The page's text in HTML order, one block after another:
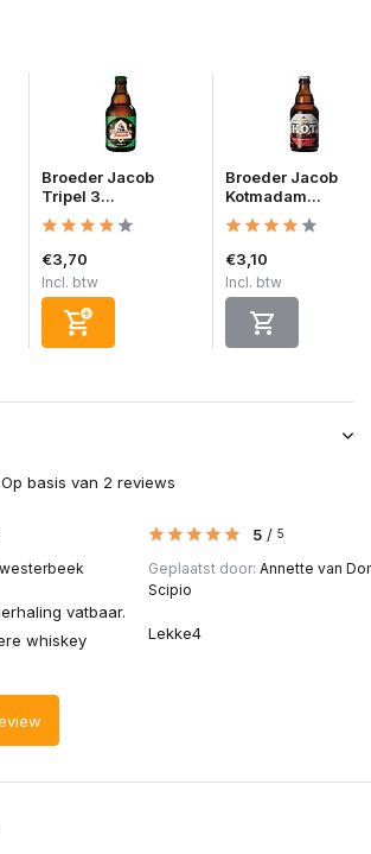
Broeder Jacob
Tripel 3...
€3,70
Incl. btw
Broeder Jacob
Kotmadam...
€3,10
Incl. btw
Op basis van 2 reviews
vatbaar.
whiskey
5 / 5
Geplaatst door: Annette van
Scipio
Lekke4